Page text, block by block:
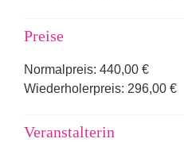
Preise
Normalpreis: 440,00 €
Wiederholerpreis: 296,00 €
Veranstalterin